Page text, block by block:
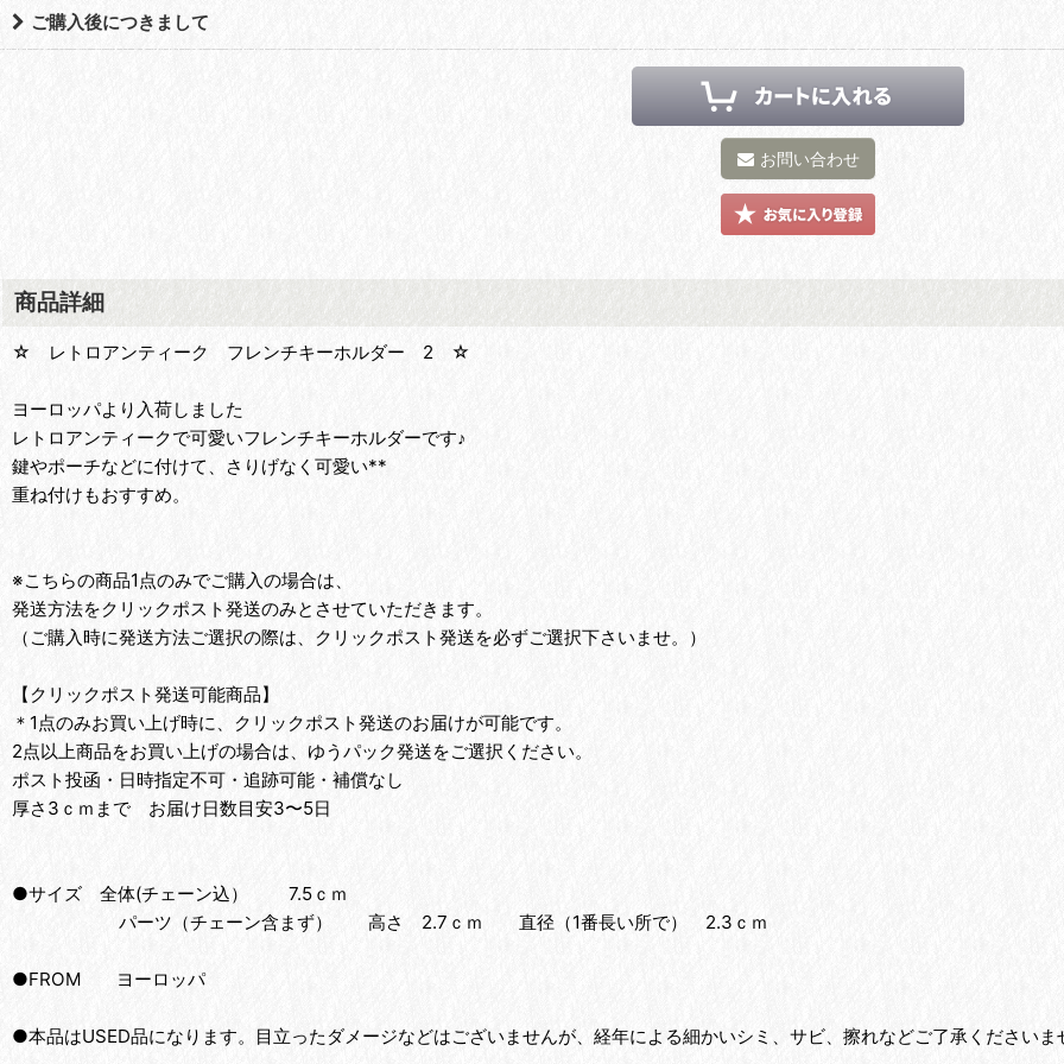
ご購入後につきまして
お問い合わせ
商品詳細
☆ レトロアンティーク フレンチキーホルダー 2 ☆
ヨーロッパより入荷しました
レトロアンティークで可愛いフレンチキーホルダーです♪
鍵やポーチなどに付けて、さりげなく可愛い**
重ね付けもおすすめ。
※こちらの商品1点のみでご購入の場合は、
発送方法をクリックポスト発送のみとさせていただきます。
（ご購入時に発送方法ご選択の際は、クリックポスト発送を必ずご選択下さいませ。）
【クリックポスト発送可能商品】
＊1点のみお買い上げ時に、クリックポスト発送のお届けが可能です。
2点以上商品をお買い上げの場合は、ゆうパック発送をご選択ください。
ポスト投函・日時指定不可・追跡可能・補償なし
厚さ3ｃｍまで お届け日数目安3〜5日
●サイズ 全体(チェーン込） 7.5ｃｍ
パーツ（チェーン含まず） 高さ 2.7ｃｍ 直径（1番長い所で） 2.3ｃｍ
●FROM ヨーロッパ
●本品はUSED品になります。目立ったダメージなどはございませんが、経年による細かいシミ、サビ、擦れなどご了承くださいま